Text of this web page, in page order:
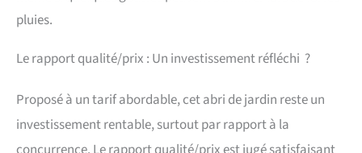
pluies.
Le rapport qualité/prix : Un investissement réfléchi ?
Proposé à un tarif abordable, cet abri de jardin reste un
investissement rentable, surtout par rapport à la